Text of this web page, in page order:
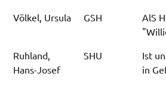
Völkel, Ursula GSH
AlS
Ruhland,
Hans-Josef
SHU
Ist
in